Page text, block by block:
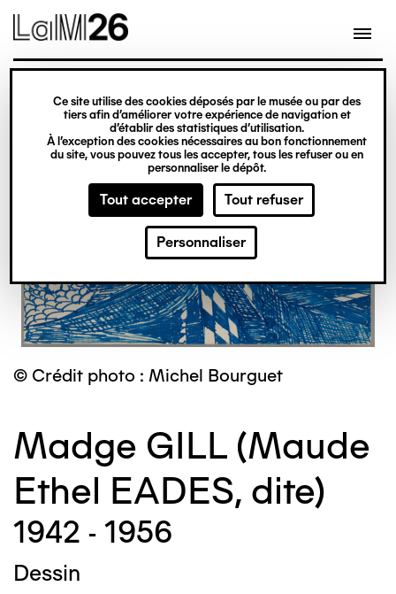
Gestion des cookies
Ce site utilise des cookies déposés par le musée ou par des
tiers afin d’améliorer votre expérience de navigation et
d’établir des statistiques d’utilisation.
À l’exception des cookies nécessaires au bon fonctionnement
du site, vous pouvez tous les accepter, tous les refuser ou en
personnaliser le dépôt.
Tout accepter Tout refuser
Personnaliser
contenu
© Crédit photo : Michel Bourguet
Madge GILL (Maude
Ethel EADES, dite)
1942 - 1956
Dessin